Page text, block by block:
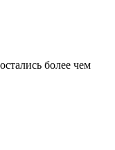
более чем